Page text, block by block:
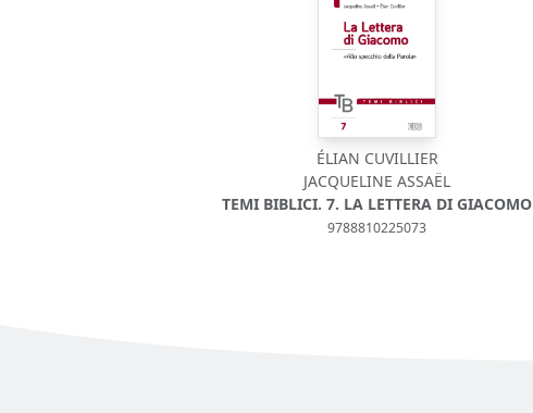
ÉLIAN CUVILLIER
JACQUELINE ASSAËL
TEMI BIBLICI. 7. LA LETTERA DI GIACOMO
9788810225073